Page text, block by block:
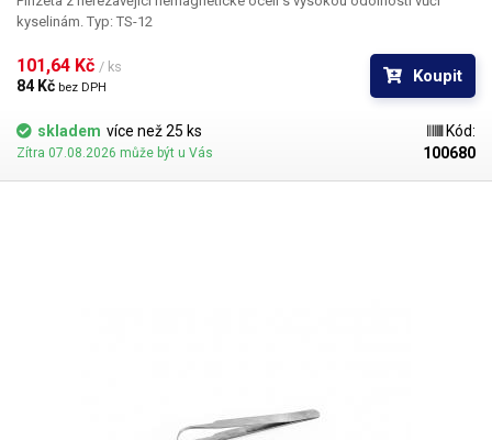
kyselinám. Typ: TS-12
101,64 Kč / ks
84 Kč bez DPH
Koupit
skladem více než 25 ks
Zítra 07.08.2026 může být u Vás
Kód:
100680